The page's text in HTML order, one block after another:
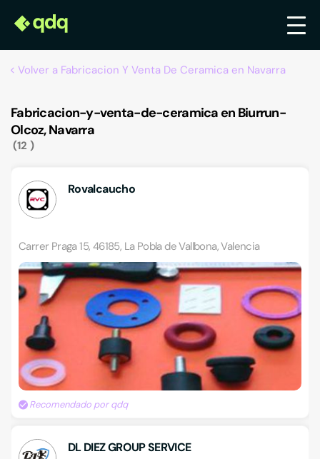
Volver a Fabricacion Y Venta De Ceramica en Navarra
Fabricacion-y-venta-de-ceramica en Biurrun-
Olcoz, Navarra
12
Rovalcaucho
Carrer Praga 15, 46185, La Pobla de Vallbona, Valencia
Recomendado por qdq
DL DIEZ GROUP SERVICE